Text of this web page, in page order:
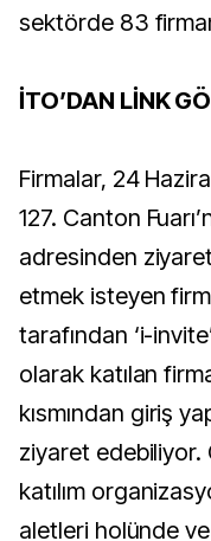
sektörde 83
İTO’DAN LİNK
Firmalar, 24
127. Canton
adresinden
etmek isteyen
tarafından ‘i-
olarak katılan
kısmından giriş
ziyaret edebiliyor.
katılım
aletleri holünde ve